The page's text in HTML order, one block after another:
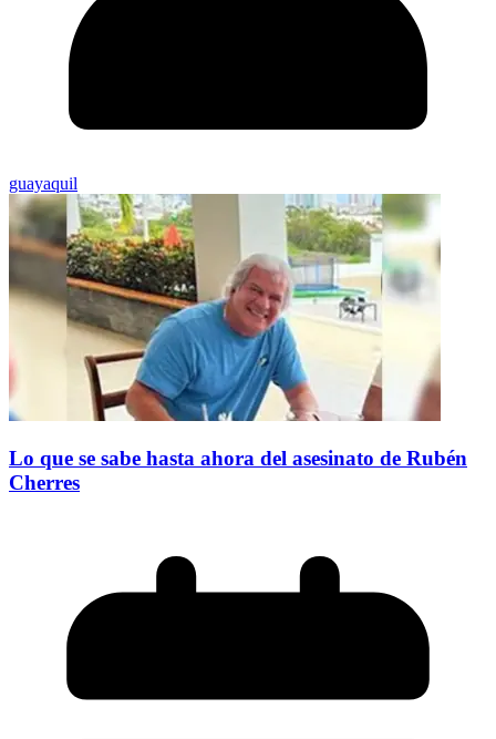
guayaquil
Lo que se sabe hasta ahora del asesinato de Rubén
Cherres